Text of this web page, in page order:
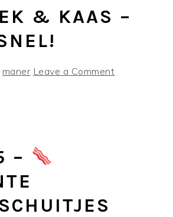
& KAAS –
maner Leave a Comment
–